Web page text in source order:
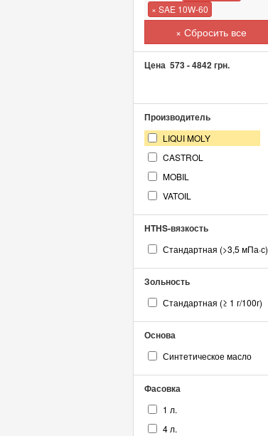
× SAE 10W-60
× Сбросить все
Цена 573-4842грн.
Производитель
LIQUI MOLY
CASTROL
MOBIL
VATOIL
HTHS-вязкость
Стандартная (>3,5 мПа·с)
Зольность
Стандартная (≥ 1 г/100г)
Основа
Синтетическое масло
Фасовка
1 л.
4 л.